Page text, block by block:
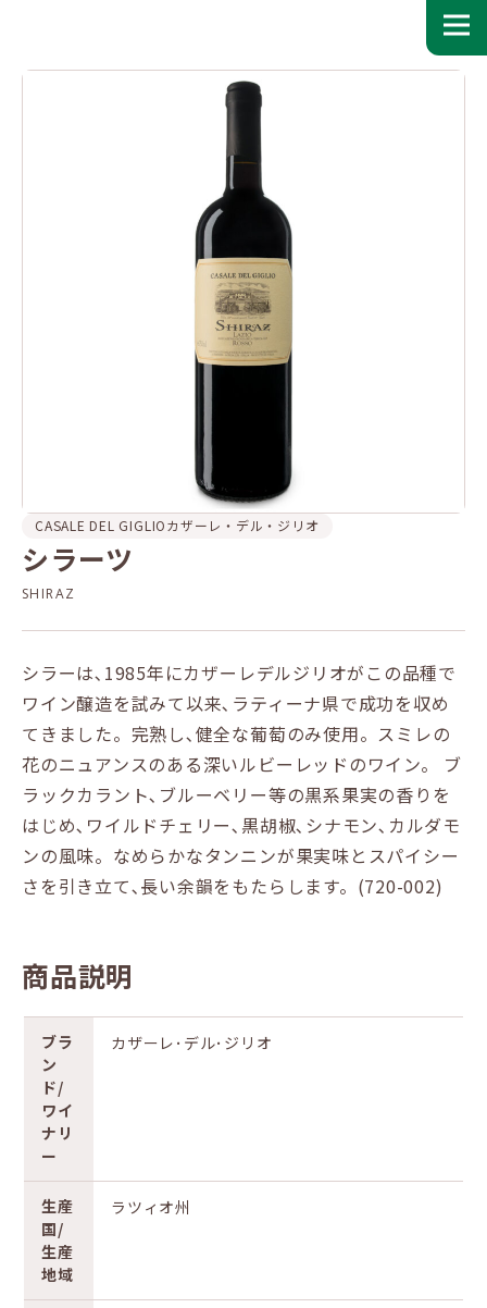
CASALE DEL GIGLIOカザーレ・デル・ジリオ
シラーツ
SHIRAZ
シラーは､1985年にカザーレデルジリオがこの品種で
ワイン醸造を試みて以来､ラティーナ県で成功を収め
てきました。完熟し､健全な葡萄のみ使用。スミレの
花のニュアンスのある深いルビーレッドのワイン。 ブ
ラックカラント､ブルーベリー等の黒系果実の香りを
はじめ､ワイルドチェリー､黒胡椒､シナモン､カルダモ
ンの風味。なめらかなタンニンが果実味とスパイシー
さを引き立て､長い余韻をもたらします。(720-002)
商品説明
ブラ
ン
ド/
ワイ
ナリ
ー
カザーレ･デル･ジリオ
生産
国/
生産
地域
ラツィオ州